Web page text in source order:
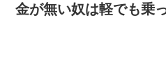
金が無い奴は軽でも乗